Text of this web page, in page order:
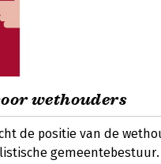
wethouders
de positie van de
gemeentebestuur.